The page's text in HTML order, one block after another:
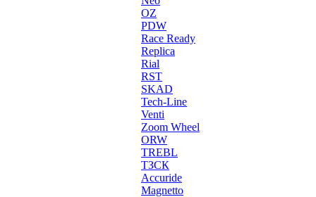
OZ
PDW
Race Ready
Replica
Rial
RST
SKAD
Tech-Line
Venti
Zoom Wheel
ORW
TREBL
ТЗСК
Accuride
Magnetto